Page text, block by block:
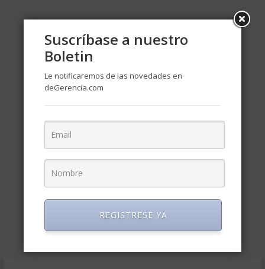
Suscríbase a nuestro
Boletin
Le notificaremos de las novedades en
deGerencia.com
REGISTRESE YA